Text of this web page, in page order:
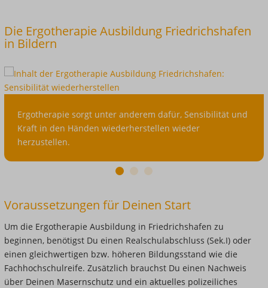
Die Ergotherapie Ausbildung Friedrichshafen
in Bildern
sorgt
unter
anderem
dafür,
in
den
Händen
wiederherstellen
wieder
herzustellen.
Ergotherapie sorgt unter anderem dafür, Sensibilität und
Kraft in den Händen wiederherstellen wieder
herzustellen.
1 2 3
Voraussetzungen für Deinen Start
Um die Ergotherapie Ausbildung in Friedrichshafen zu
beginnen, benötigst Du einen Realschulabschluss (Sek.I) oder
einen gleichwertigen bzw. höheren Bildungsstand wie die
Fachhochschulreife. Zusätzlich brauchst Du einen Nachweis
über Deinen Masernschutz und ein aktuelles polizeiliches